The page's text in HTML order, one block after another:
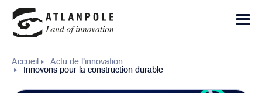
Accueil
Actu de l’innovation
Innovons pour la construction durable